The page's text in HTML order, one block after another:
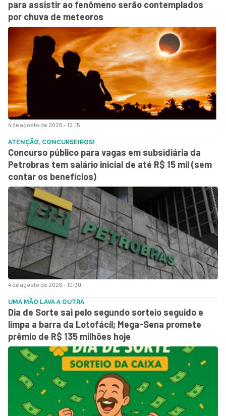
4 de agosto de 2026 - 12:15
para assistir ao fenômeno serão contemplados
por chuva de meteoros
4 de agosto de 2026 - 10:30
ATENÇÃO, CONCURSEIROS!
Concurso público para vagas em subsidiária da
Petrobras tem salário inicial de até R$ 15 mil (sem
contar os benefícios)
UMA MÃO LAVA A OUTRA
Dia de Sorte sai pelo segundo sorteio seguido e
limpa a barra da Lotofácil; Mega-Sena promete
prêmio de R$ 135 milhões hoje